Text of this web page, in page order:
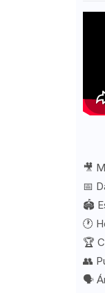
🎥
📅
🏟️
🕐
🏆
👥
🗣️